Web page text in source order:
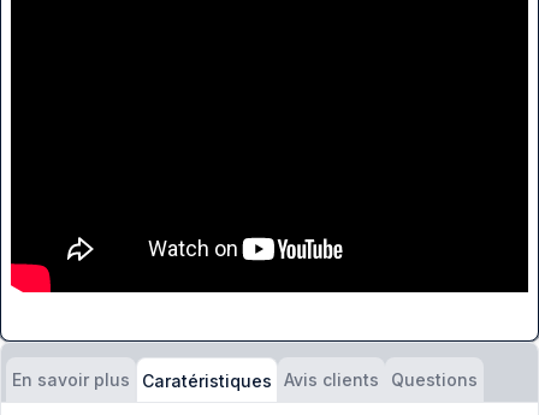
En savoir plus Caratéristiques Avis clients Questions